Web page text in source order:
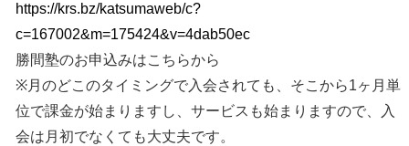
https://krs.bz/katsumaweb/c?
c=167002&m=175424&v=4dab50ec
勝間塾のお申込みはこちらから
※月のどこのタイミングで入会されても、そこから1ヶ月単
位で課金が始まりますし、サービスも始まりますので、入
会は月初でなくても大丈夫です。